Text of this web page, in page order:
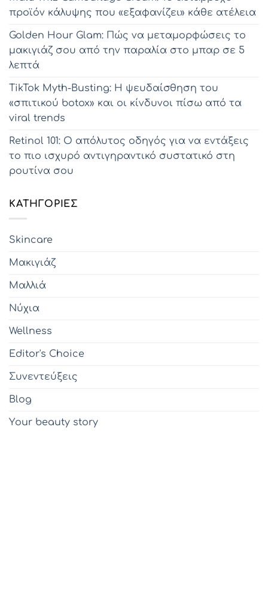
προϊόν κάλυψης που «εξαφανίζει» κάθε ατέλεια
Golden Hour Glam: Πώς να μεταμορφώσεις το
μακιγιάζ σου από την παραλία στο μπαρ σε 5
λεπτά
TikTok Myth-Busting: Η ψευδαίσθηση του
«σπιτικού botox» και οι κίνδυνοι πίσω από τα
viral trends
Retinol 101: Ο απόλυτος οδηγός για να εντάξεις
το πιο ισχυρό αντιγηραντικό συστατικό στη
ρουτίνα σου
KΑΤΗΓΟΡΊΕΣ
Skincare
Μακιγιάζ
Μαλλιά
Νύχια
Wellness
Editor's Choice
Συνεντεύξεις
Blog
Υour beauty story